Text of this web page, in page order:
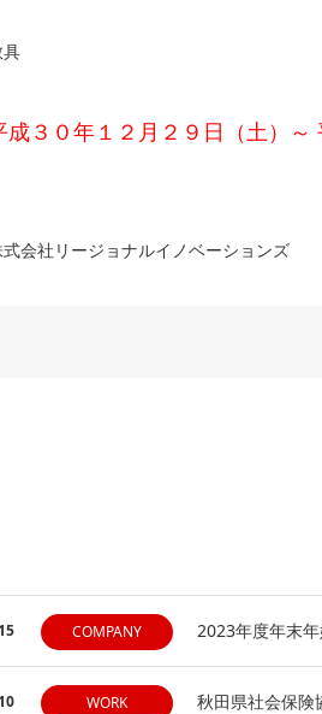
成３０年１２月２９日（土）
会社リージョナルイノベーションズ
COMPANY 2023年度年末
WORK 秋田県社会保険